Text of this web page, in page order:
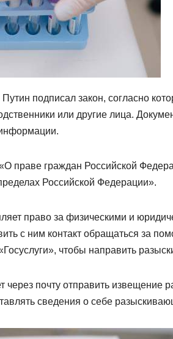
подписал закон, согласно
или другие лица.
праве граждан Российской
Российской Федерации».
право за физическими и
с ним контакт обращаться за
чтобы направить
почту отправить извещение
сведения о себе